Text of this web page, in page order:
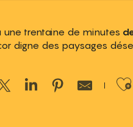
une trentaine de minutes
digne des paysages